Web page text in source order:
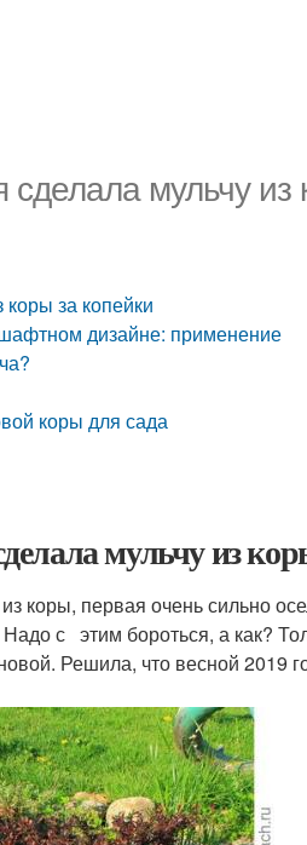
мульчу из
за копейки
дизайне: применение
коры для сада
мульчу из
первая очень сильно
с этим бороться, а как?
Решила, что весной 2019